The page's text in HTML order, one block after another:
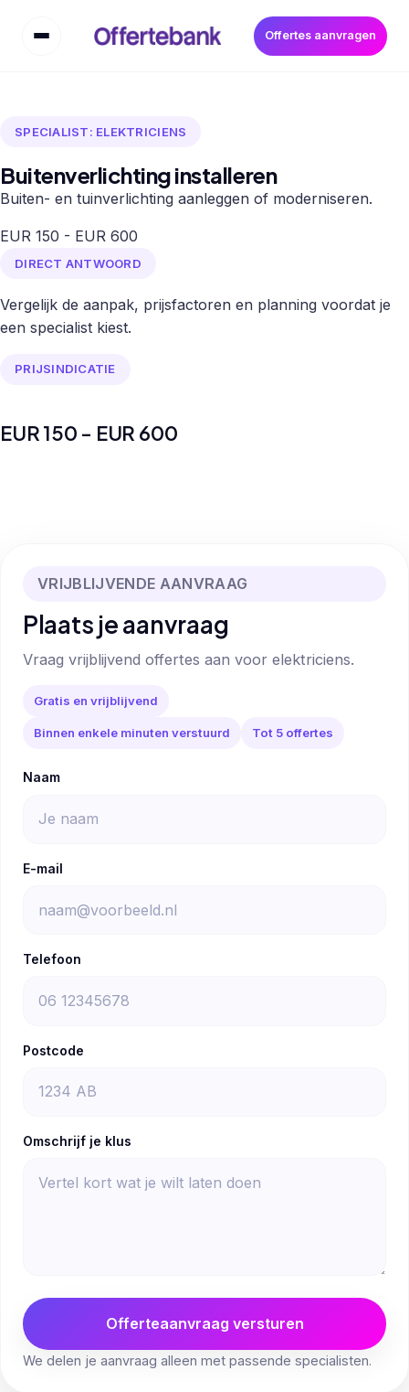
Offertes aanvragen
SPECIALIST: ELEKTRICIENS
Buitenverlichting installeren
Buiten- en tuinverlichting aanleggen of moderniseren.
EUR 150 - EUR 600
DIRECT ANTWOORD
Vergelijk de aanpak, prijsfactoren en planning voordat je
een specialist kiest.
PRIJSINDICATIE
EUR 150 - EUR 600
VRIJBLIJVENDE AANVRAAG
Plaats je aanvraag
Vraag vrijblijvend offertes aan voor elektriciens.
Gratis en vrijblijvend
Binnen enkele minuten verstuurd Tot 5 offertes
Naam
E-mail
Telefoon
Postcode
Omschrijf je klus
Offerteaanvraag versturen
We delen je aanvraag alleen met passende specialisten.